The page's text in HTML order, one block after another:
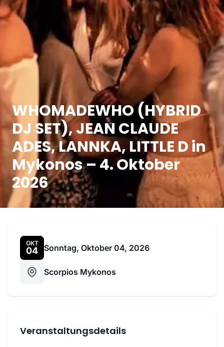
WHOMADEWHO (HYBRID
DJ SET), JEAN CLAUDE
ADES, LANNKA, LITTLE D in
Mykonos – 4. Oktober
2026
OKT
04 Sonntag, Oktober 04, 2026
Scorpios Mykonos
Veranstaltungsdetails